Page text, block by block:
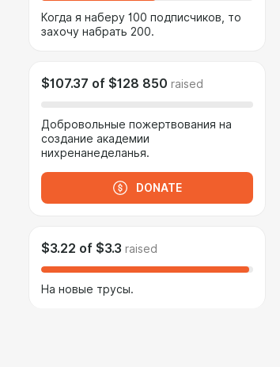
Когда я наберу 100 подписчиков, то
захочу набрать 200.
$107.37 of $128 850 raised
Добровольные пожертвования на
создание академии
нихренанеделанья.
DONATE
$3.22 of $3.3 raised
На новые трусы.